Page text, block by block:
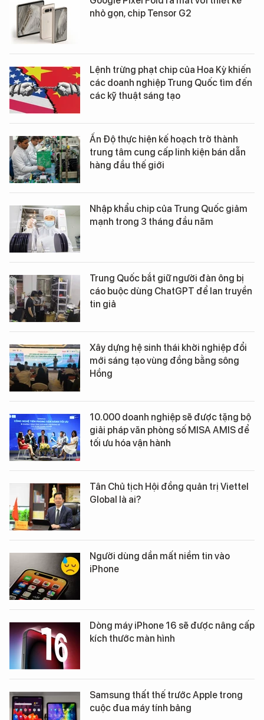
nhỏ gọn, chip Tensor G2
Lệnh trừng phạt chip của Hoa Kỳ khiến
các doanh nghiệp Trung Quốc tìm đến
các kỹ thuật sáng tạo
Ấn Độ thực hiện kế hoạch trở thành
trung tâm cung cấp linh kiện bán dẫn
hàng đầu thế giới
Nhập khẩu chip của Trung Quốc giảm
mạnh trong 3 tháng đầu năm
Trung Quốc bắt giữ người đàn ông bị
cáo buộc dùng ChatGPT để lan truyền
tin giả
Xây dựng hệ sinh thái khởi nghiệp đổi
mới sáng tạo vùng đồng bằng sông
Hồng
10.000 doanh nghiệp sẽ được tặng bộ
giải pháp văn phòng số MISA AMIS để
tối ưu hóa vận hành
Tân Chủ tịch Hội đồng quản trị Viettel
Global là ai?
Người dùng dần mất niềm tin vào
iPhone
Dòng máy iPhone 16 sẽ được nâng cấp
kích thước màn hình
Samsung thất thế trước Apple trong
cuộc đua máy tính bảng